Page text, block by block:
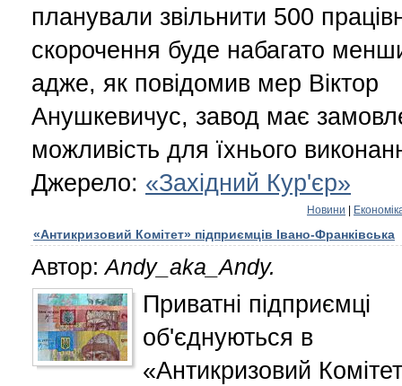
планували звільнити 500
скорочення буде набагато
адже, як повідомив мер Віктор
Анушкевичус, завод має
можливість для їхнього
Джерело: «Західний Кур'єр»
Новини
«Антикризовий Комітет» підприємців Івано-Франківська
Автор:Andy_aka_Andy.
Приватні підприємці
об'єднуються в
«Антикризовий